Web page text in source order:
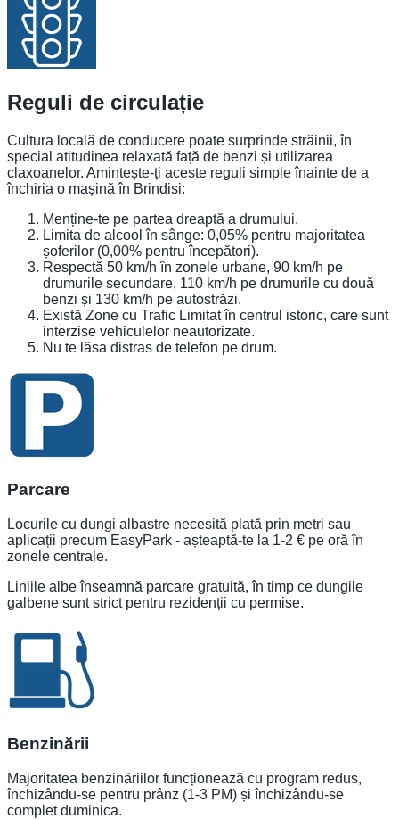
Reguli de circulație
Cultura locală de conducere poate surprinde străinii, în
special atitudinea relaxată față de benzi și utilizarea
claxoanelor. Amintește-ți aceste reguli simple înainte de a
închiria o mașină în Brindisi:
Menține-te pe partea dreaptă a drumului.
Limita de alcool în sânge: 0,05% pentru majoritatea
șoferilor (0,00% pentru începători).
Respectă 50 km/h în zonele urbane, 90 km/h pe
drumurile secundare, 110 km/h pe drumurile cu două
benzi și 130 km/h pe autostrăzi.
Există Zone cu Trafic Limitat în centrul istoric, care sunt
interzise vehiculelor neautorizate.
Nu te lăsa distras de telefon pe drum.
Parcare
Locurile cu dungi albastre necesită plată prin metri sau
aplicații precum EasyPark - așteaptă-te la 1-2 € pe oră în
zonele centrale.
Liniile albe înseamnă parcare gratuită, în timp ce dungile
galbene sunt strict pentru rezidenții cu permise.
Benzinării
Majoritatea benzinăriilor funcționează cu program redus,
închizându-se pentru prânz (1-3 PM) și închizându-se
complet duminica.